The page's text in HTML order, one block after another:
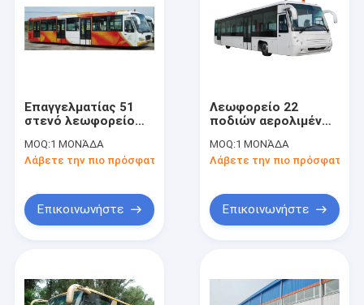
Επαγγελματίας 51
στενό λεωφορείο
ποδιών αερολιμένων
σώματος επιβατών
MOQ:1 ΜΟΝΆΔΑ
Λάβετε την πιο πρόσφατη τιμή
Επικοινωνήστε
Λεωφορείο 22
ποδιών αερολιμένων
Cummins οχημάτων
πυκνών
MOQ:1 ΜΟΝΆΔΑ
Λάβετε την πιο πρόσφατη
Επικοινωνήστε